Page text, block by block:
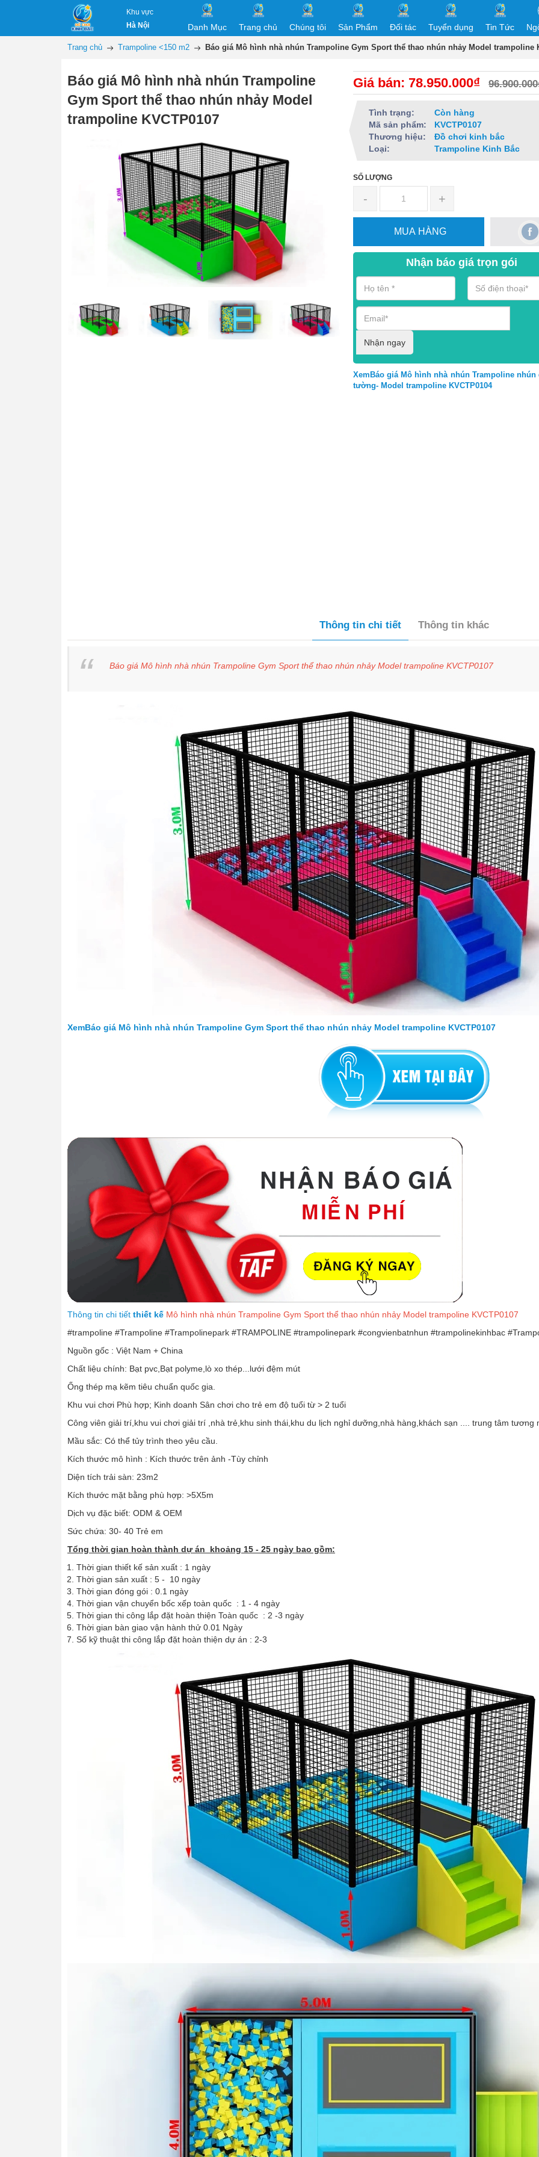
Khu vực
Hà Nội
Danh Mục Trang chủ Chúng tôi Sản Phẩm Đối tác Tuyển dụng Tin Tức
Trang chủ Trampoline <150 m2 Báo giá Mô hình nhà nhún Trampoline Gym Sport thể thao nhún nhảy Model trampoline
Báo giá Mô hình nhà nhún Trampoline
Gym Sport thể thao nhún nhảy Model
trampoline KVCTP0107
Giá bán: 78.950.000₫
Tình trạng:
Còn hàng
Mã sản phẩm:
KVCTP0107
Thương hiệu:
Đồ chơi kinh bắc
Loại:
Trampoline Kinh Bắc
SỐ LƯỢNG
- +
MUA HÀNG
Nhận báo giá trọn gói
Nhận ngay
XemBáo giá Mô hình nhà nhún Trampoline
tường- Model trampoline KVCTP0104
Thông tin chi tiết Thông tin khác
Báo giá Mô hình nhà nhún Trampoline Gym Sport thể thao nhún nhảy Model trampoline KVCTP0107
XemBáo giá Mô hình nhà nhún Trampoline Gym Sport thể thao nhún nhảy Model trampoline KVCTP0107
Thông tin chi tiết thiết kế Mô hình nhà nhún Trampoline Gym Sport thể thao nhún nhảy Model trampoline KVCTP0107
#trampoline #Trampoline #Trampolinepark #TRAMPOLINE #trampolinepark #congvienbatnhun #trampolinekinhbac
Nguồn gốc : Việt Nam + China
Chất liệu chính: Bạt pvc,Bạt polyme,lò xo thép...lưới đệm mút
Ống thép mạ kẽm tiêu chuẩn quốc gia.
Khu vui chơi Phù hợp; Kinh doanh Sân chơi cho trẻ em độ tuổi từ > 2 tuổi
Công viên giải trí,khu vui chơi giải trí ,nhà trẻ,khu sinh thái,khu du lịch nghỉ dưỡng,nhà hàng,khách sạn .... trung tâm tương
Mầu sắc: Có thể tủy trình theo yêu cầu.
Kích thước mô hình : Kích thước trên ảnh -Tùy chỉnh
Diện tích trải sàn: 23m2
Kích thước mặt bằng phù hợp: >5X5m
Dịch vụ đặc biết: ODM & OEM
Sức chứa: 30- 40 Trẻ em
Tổng thời gian hoàn thành dự án khoảng 15 - 25 ngày bao gồm:
Thời gian thiết kế sản xuất : 1 ngày
Thời gian sản xuất : 5 - 10 ngày
Thời gian đóng gói : 0.1 ngày
Thời gian vận chuyển bốc xếp toàn quốc : 1 - 4 ngày
Thời gian thi công lắp đặt hoàn thiện Toàn quốc : 2 -3 ngày
Thời gian bàn giao vận hành thử 0.01 Ngày
Số kỹ thuật thi công lắp đặt hoàn thiện dự án : 2-3